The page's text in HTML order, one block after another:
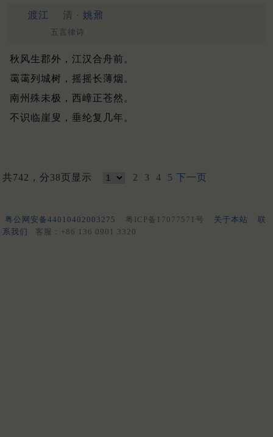
渡江 清 · 姚鼐
五言律诗
秋风生郡外，江汉合舟前。
霭霭列城树，摇摇长薄烟。
南州殊未极，西嶂正苍然。
不识临崖叟，垂纶复几年。
共742，分38页显示 2 3 4 5 下一页
粤公网安备44010402003275 粤ICP备17077571号 关于本站
联
系我们
客服：+86 136 0901 3320